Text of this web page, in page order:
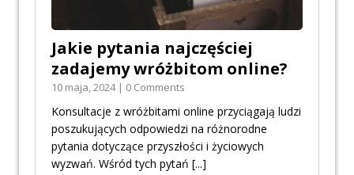
Jakie pytania najczęściej
zadajemy wróżbitom online?
10 maja, 2024 | 0 Comments
Konsultacje z wróżbitami online przyciągają ludzi
poszukujących odpowiedzi na różnorodne
pytania dotyczące przyszłości i życiowych
wyzwań. Wśród tych pytań [...]